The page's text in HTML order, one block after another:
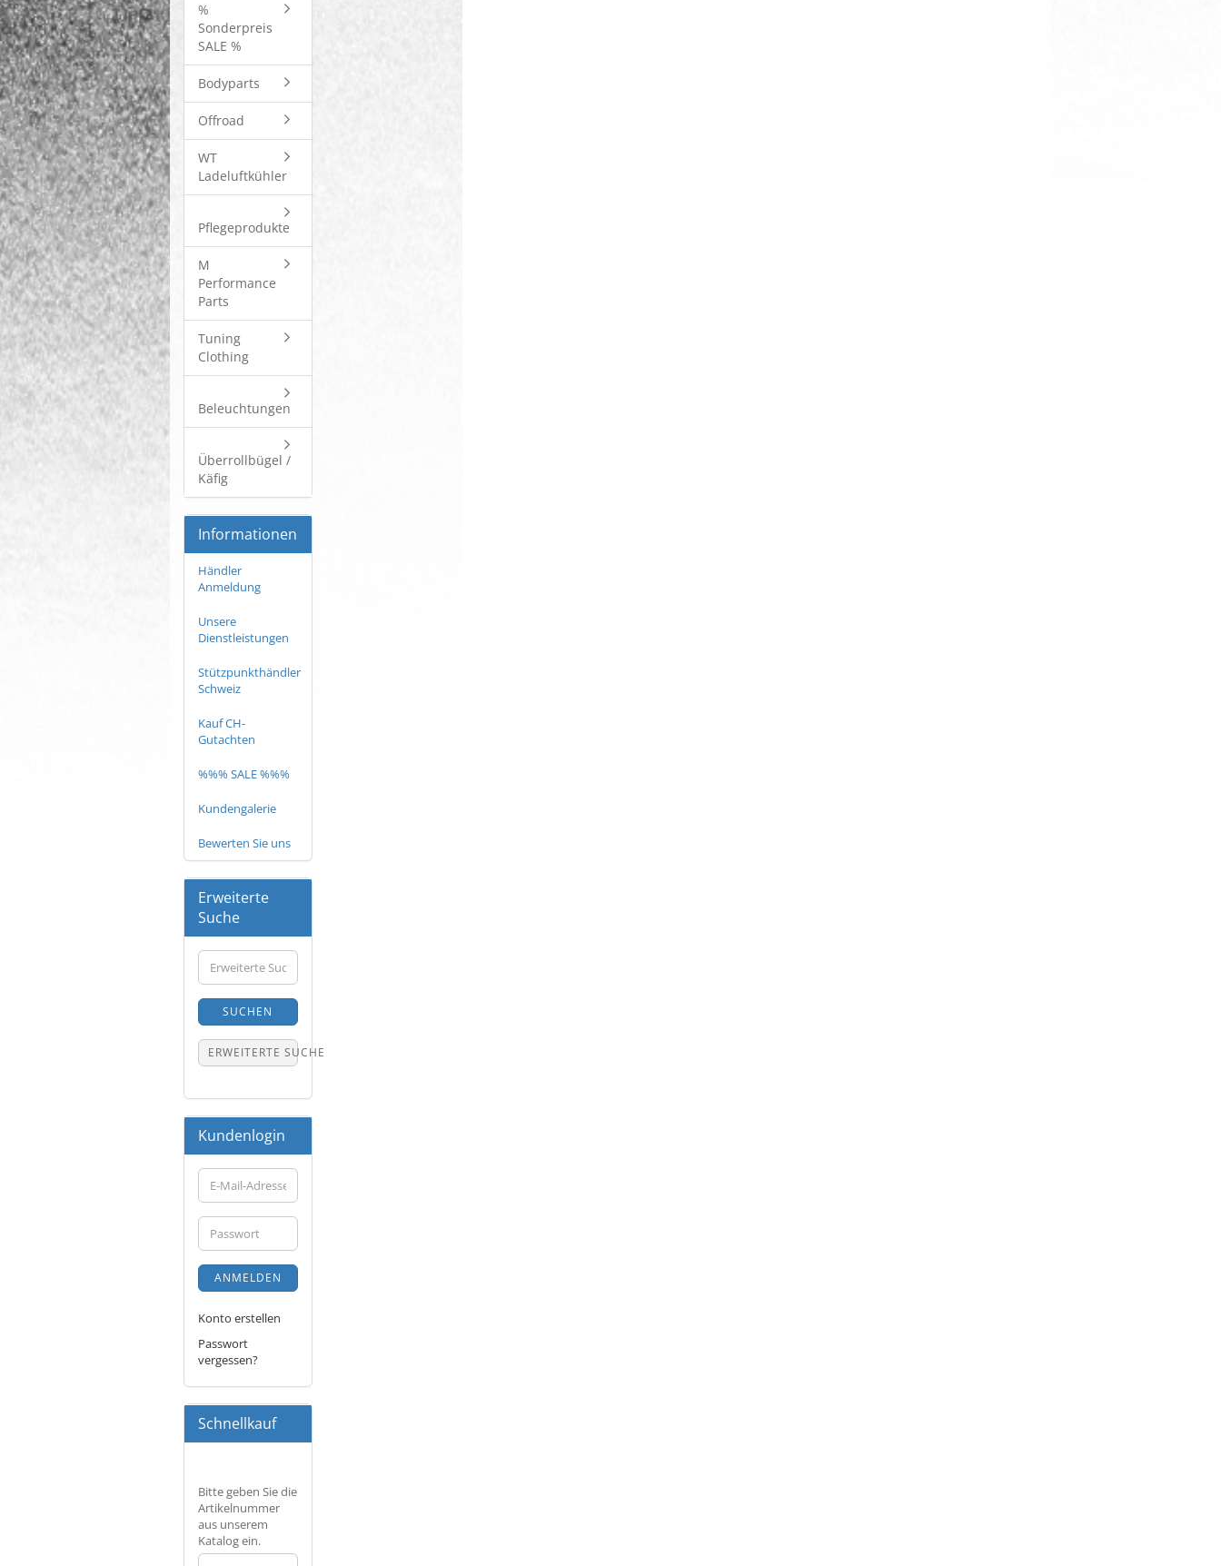
%
Sonderpreis
SALE %
Bodyparts
Offroad
WT
Ladeluftkühler
Pflegeprodukte
M
Performance
Parts
Tuning
Clothing
Beleuchtungen
Überrollbügel /
Käfig
Informationen
Händler
Anmeldung
Unsere
Dienstleistungen
Stützpunkthändler
Schweiz
Kauf CH-
Gutachten
%%% SALE %%%
Kundengalerie
Bewerten Sie uns
Erweiterte
Suche
Erweiterte
Suche
SUCHEN
ERWEITERTE SUCHE
Kundenlogin
E-
Mail-
Adresse
Passwort
ANMELDEN
Konto erstellen
Passwort
vergessen?
Schnellkauf
BITTE
GEBEN
SIE
DIE
ARTIKELNUMMER
Bitte geben Sie die
Artikelnummer
aus unserem
Katalog ein.